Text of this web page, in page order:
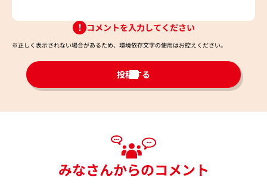
コメントを入力してください
※正しく表示されない場合があるため、環境依存文字の使用はお控えください。​
投稿する
みなさんからのコメント